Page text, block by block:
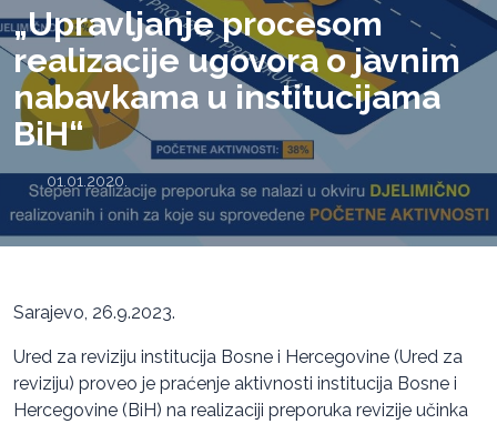
„Upravljanje procesom
realizacije ugovora o javnim
nabavkama u institucijama
BiH“
01.01.2020.
Sarajevo, 26.9.2023.
Ured za reviziju institucija Bosne i Hercegovine (Ured za
reviziju) proveo je praćenje aktivnosti institucija Bosne i
Hercegovine (BiH) na realizaciji preporuka revizije učinka